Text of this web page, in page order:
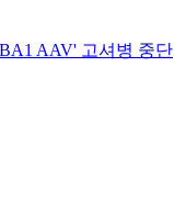
AAV' 고셔병 중단